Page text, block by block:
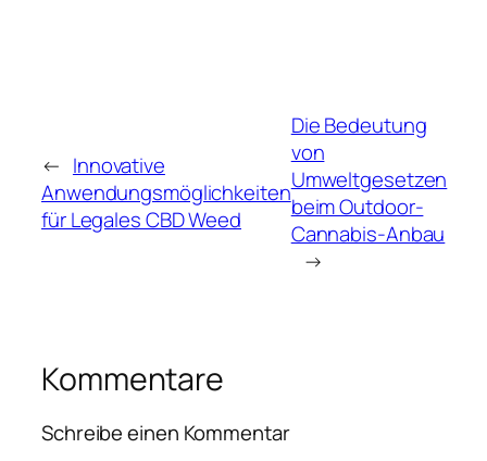
← Innovative
Anwendungsmöglichkeiten
für Legales CBD Weed
Die Bedeutung
von
Umweltgesetzen
beim Outdoor-
Cannabis-Anbau
→
Kommentare
Schreibe einen Kommentar